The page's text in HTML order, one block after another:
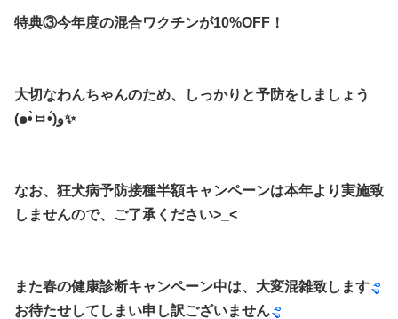
特典③今年度の混合ワクチンが10%OFF！
大切なわんちゃんのため、しっかりと予防をしましょう
(๑•̀ㅂ•́)و✨
なお、狂犬病予防接種半額キャンペーンは本年より実施致
しませんので、ご了承ください>_<
また春の健康診断キャンペーン中は、大変混雑致します
お待たせしてしまい申し訳ございません